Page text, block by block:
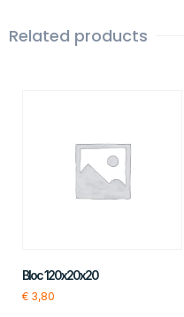
Related products
Bloc 120x20x20
€ 3,80